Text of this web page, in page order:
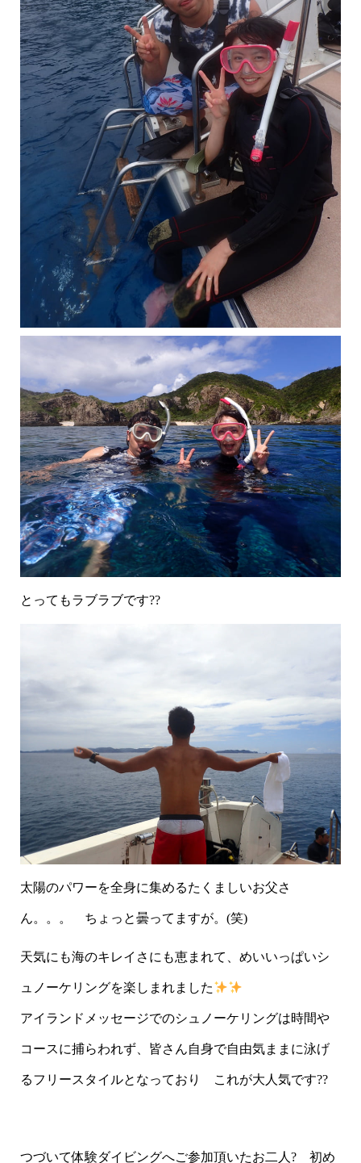
とってもラブラブです??
太陽のパワーを全身に集めるたくましいお父さ
ん。。。 ちょっと曇ってますが。(笑)
天気にも海のキレイさにも恵まれて、めいいっぱいシ
ュノーケリングを楽しまれました
アイランドメッセージでのシュノーケリングは時間や
コースに捕らわれず、皆さん自身で自由気ままに泳げ
るフリースタイルとなっており これが大人気です??
つづいて体験ダイビングへご参加頂いたお二人? 初め